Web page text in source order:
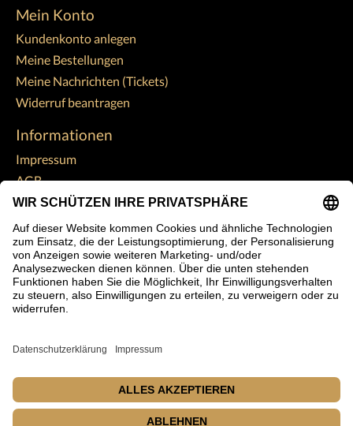
Mein Konto
Kundenkonto anlegen
Meine Bestellungen
Meine Nachrichten (Tickets)
Widerruf beantragen
Informationen
Impressum
AGB
Widerrufsbelehrung
Datenschutzerklärung
Zahlungsarten
Versandkosten
Kontakt
Sitemap